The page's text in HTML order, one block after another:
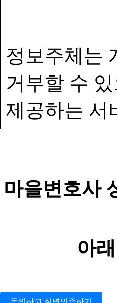
정보주체는
거부할 수
제공하는 서
마을변호사
아